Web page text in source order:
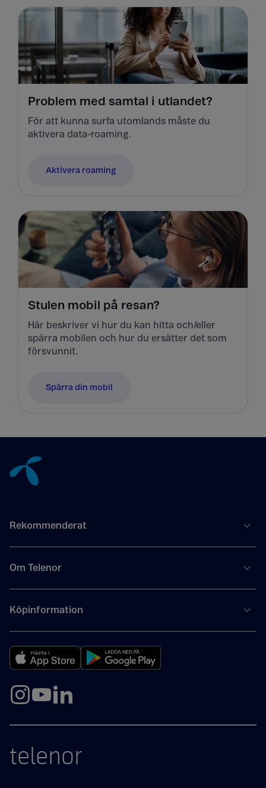
Problem med samtal i utlandet?
För att kunna surfa utomlands måste du
aktivera data-roaming.
Aktivera roaming
Stulen mobil på resan?
Här beskriver vi hur du kan hitta och/eller
spärra mobilen och hur du ersätter det som
försvunnit.
Spärra din mobil
Rekommenderat
Om Telenor
Köpinformation
telenor